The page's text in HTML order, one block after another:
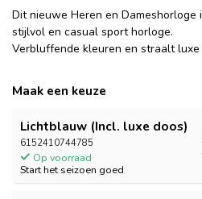
Dit nieuwe Heren en Dameshorloge
stijlvol en casual sport horloge.
Verbluffende kleuren en straalt
Maak een keuze
Lichtblauw (Incl. luxe doos)
6152410744785
Op voorraad
Start het seizoen goed